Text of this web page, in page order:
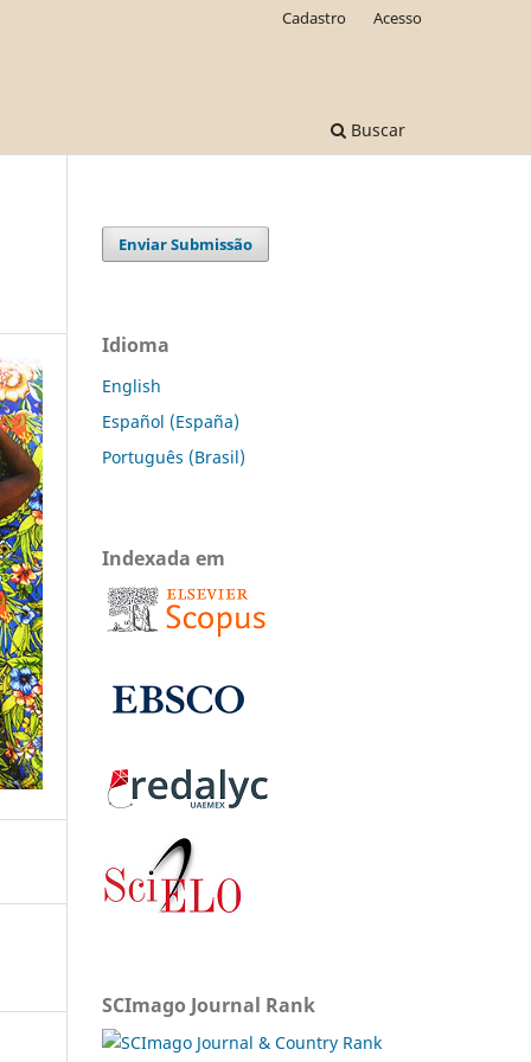
Buscar
Cadastro Acesso
Enviar Submissão
Idioma
English
Español (España)
Português (Brasil)
Indexada em
SCImago Journal Rank